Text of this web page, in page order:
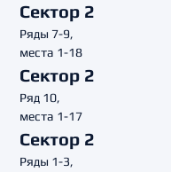
Сектор 2
Ряды 7-9,
места 1-18
Сектор 2
Ряд 10,
места 1-17
Сектор 2
Ряды 1-3,